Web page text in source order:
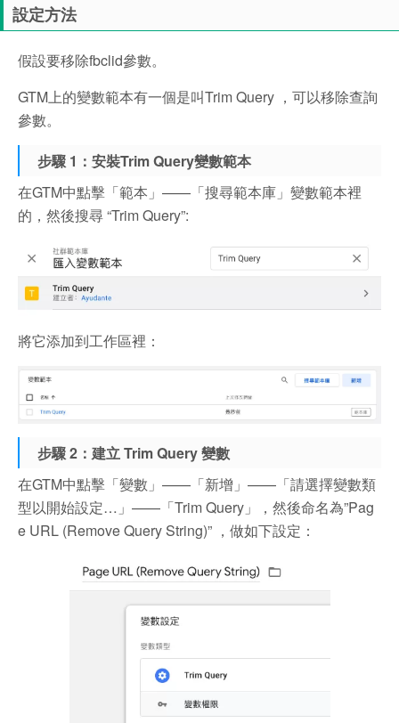
設定方法
假設要移除fbclid參數。
GTM上的變數範本有一個是叫Trim Query ，可以移除查詢
參數。
步驟 1：安裝Trim Query變數範本
在GTM中點擊「範本」——「搜尋範本庫」變數範本裡
的，然後搜尋 “Trim Query”:
將它添加到工作區裡：
步驟 2：建立 Trim Query 變數
在GTM中點擊「變數」——「新增」——「請選擇變數類
型以開始設定…」——「Trim Query」，然後命名為”Pag
e URL (Remove Query String)” ，做如下設定：